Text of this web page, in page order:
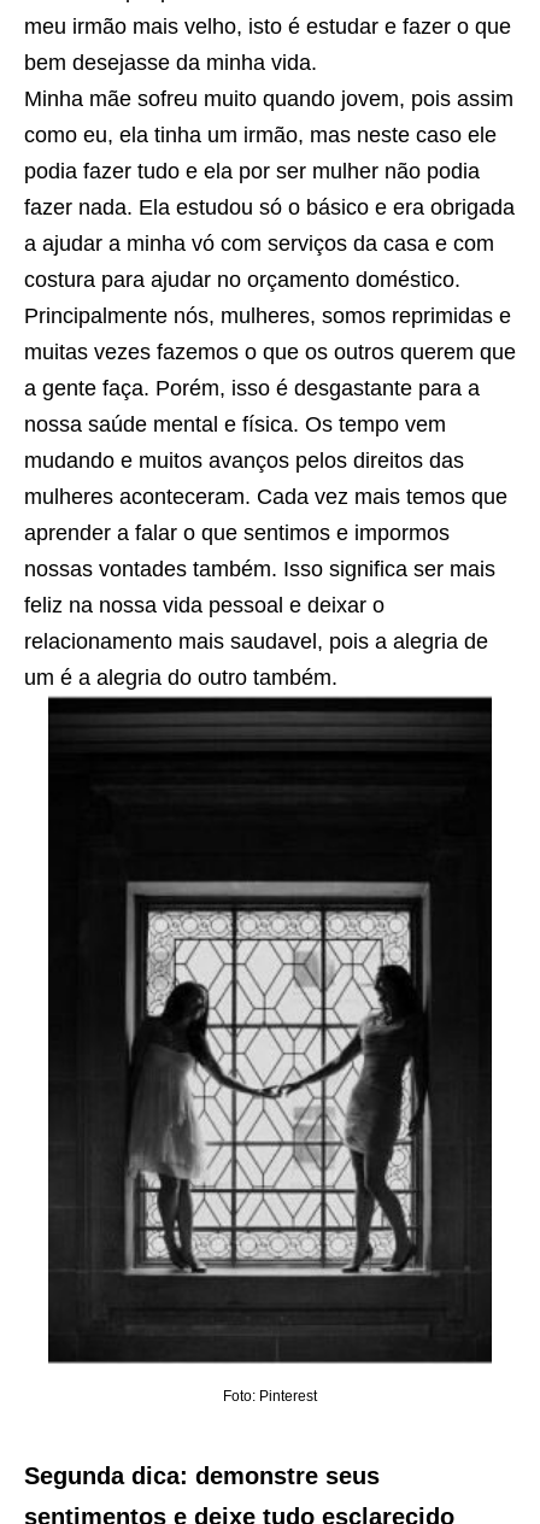
meu irmão mais velho, isto é estudar e fazer o que
bem desejasse da minha vida.
Minha mãe sofreu muito quando jovem, pois assim
como eu, ela tinha um irmão, mas neste caso ele
podia fazer tudo e ela por ser mulher não podia
fazer nada. Ela estudou só o básico e era obrigada
a ajudar a minha vó com serviços da casa e com
costura para ajudar no orçamento doméstico.
Principalmente nós, mulheres, somos reprimidas e
muitas vezes fazemos o que os outros querem que
a gente faça. Porém, isso é desgastante para a
nossa saúde mental e física. Os tempo vem
mudando e muitos avanços pelos direitos das
mulheres aconteceram. Cada vez mais temos que
aprender a falar o que sentimos e impormos
nossas vontades também. Isso significa ser mais
feliz na nossa vida pessoal e deixar o
relacionamento mais saudavel, pois a alegria de
um é a alegria do outro também.
Foto: Pinterest
Segunda dica: demonstre seus
sentimentos e deixe tudo esclarecido